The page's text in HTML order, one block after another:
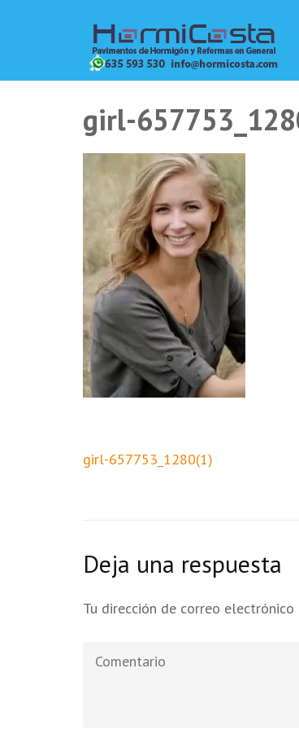
(presiona
girl-
Navegación
girl-657753_1280(1)
Deja una respuesta
Tu dirección de correo electrónico
Comentario